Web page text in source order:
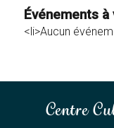
Événements à
<li>Aucun
Centre